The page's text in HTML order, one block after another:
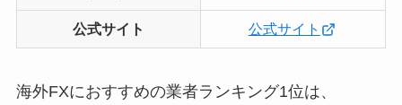
公式サイト 公式サイト
海外FXにおすすめの業者ランキング1位は、